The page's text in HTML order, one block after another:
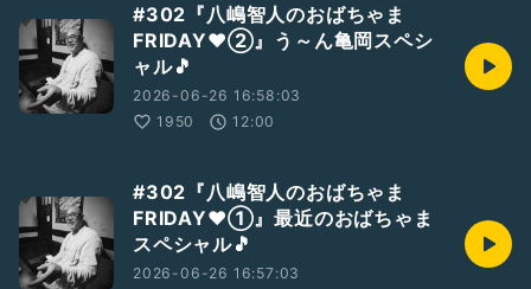
#302『八嶋智人のおばちゃま
FRIDAY❤️②』う～ん亀岡スペシ
ャル🎵
2026-06-26 16:58:03
1950
12:00
#302『八嶋智人のおばちゃま
FRIDAY❤️①』最近のおばちゃま
スペシャル🎵
2026-06-26 16:57:03